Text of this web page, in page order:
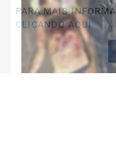
PARA MAIS
CLICANDO AQUI